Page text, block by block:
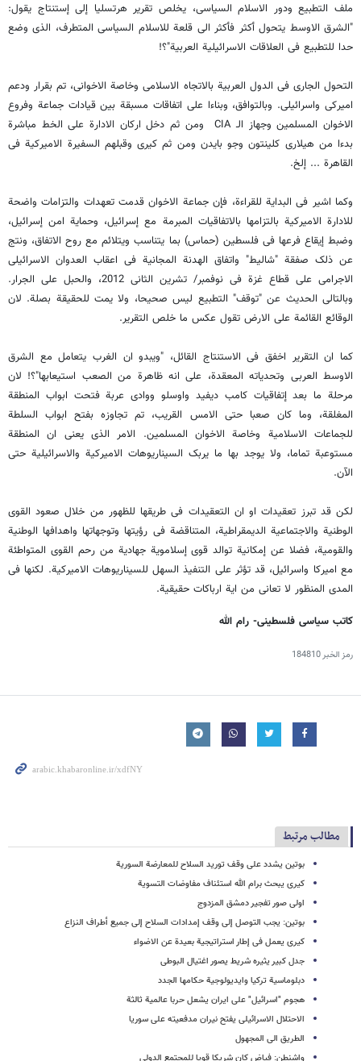
ملف التطبیع ودور الاسلام السیاسی، یخلص تقریر هرتسلیا إلى إستنتاج یقول:
"الشرق الاوسط یتحول أکثر فأکثر الى قلعة للاسلام السیاسی المتطرف، الذی وضع
حدا للتطبیع فی العلاقات الاسرائیلیة العربیة"؟!
التحول الجاری فی الدول العربیة بالاتجاه الاسلامی وخاصة الاخوانی، تم بقرار ودعم
امیرکی واسرائیلی. وبالتوافق، وبناءا على اتفاقات مسبقة بین قیادات جماعة وفروع
الاخوان المسلمین وجهاز الـ CIA ومن ثم دخل ارکان الادارة على الخط مباشرة
بدءا من هیلاری کلینتون وجو بایدن ومن ثم کیری وقبلهم السفیرة الامیرکیة فی
القاهرة ... إلخ.
وکما اشیر فی البدایة للقراءة، فإن جماعة الاخوان قدمت تعهدات والتزامات واضحة
للادارة الامیرکیة بالتزامها بالاتفاقیات المبرمة مع إسرائیل، وحمایة امن إسرائیل،
وضبط إیقاع فرعها فی فلسطین (حماس) بما یتناسب ویتلائم مع روح الاتفاق، ونتج
عن ذلک صفقة "شالیط" واتفاق الهدنة المجانیة فی اعقاب العدوان الاسرائیلی
الاجرامی على قطاع غزة فی نوفمبر/ تشرین الثانی 2012، والحبل على الجرار.
وبالتالی الحدیث عن "توقف" التطبیع لیس صحیحا، ولا یمت للحقیقة بصلة. لان
الوقائع القائمة على الارض تقول عکس ما خلص التقریر.
کما ان التقریر اخفق فی الاستنتاج القائل، "ویبدو ان الغرب یتعامل مع الشرق
الاوسط العربی وتحدیاته المعقدة، على انه ظاهرة من الصعب استیعابها"؟! لان
مرحلة ما بعد إتفاقیات کامب دیفید واوسلو ووادی عربة فتحت ابواب المنطقة
المغلقة، وما کان صعبا حتى الامس القریب، تم تجاوزه بفتح ابواب السلطة
للجماعات الاسلامیة وخاصة الاخوان المسلمین. الامر الذی یعنی ان المنطقة
مستوعبة تماما، ولا یوجد بها ما یربک السیناریوهات الامیرکیة والاسرائیلیة حتى
الآن.
لکن قد تبرز تعقیدات او ان التعقیدات فی طریقها للظهور من خلال صعود القوى
الوطنیة والاجتماعیة الدیمقراطیة، المتناقضة فی رؤیتها وتوجهاتها واهدافها الوطنیة
والقومیة، فضلا عن إمکانیة توالد قوى إسلامویة جهادیة من رحم القوى المتواطئة
مع امیرکا واسرائیل، قد تؤثر على التنفیذ السهل للسیناریوهات الامیرکیة. لکنها فی
المدى المنظور لا تعانی من ایة ارباکات حقیقیة.
کاتب سیاسی فلسطینی- رام الله
رمز الخبر184810
مطالب مرتبط
بوتین یشدد على وقف تورید السلاح للمعارضة السوریة
کیری یبحث برام الله استئناف مفاوضات التسویة
اولى صور تفجیر دمشق المزدوج
بوتین: یجب التوصل إلى وقف إمدادات السلاح إلى جمیع أطراف النزاع
کیری یعمل فی إطار استراتیجیة بعیدة عن الاضواء
جدل کبیر یثیره شریط یصور اغتیال البوطی
دبلوماسیة ترکیا وایدیولوجیة حکامها الجدد
هجوم "اسرائیل" على ایران یشعل حربا عالمیة ثالثة
الاحتلال الاسرائیلی یفتح نیران مدفعیته على سوریا
الطریق الى المجهول